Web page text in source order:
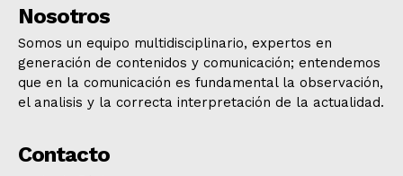
Nosotros
Somos un equipo multidisciplinario, expertos en
generación de contenidos y comunicación; entendemos
que en la comunicación es fundamental la observación,
el analisis y la correcta interpretación de la actualidad.
Contacto